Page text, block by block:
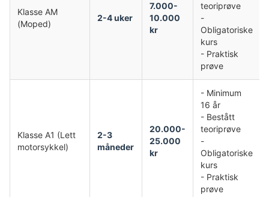
Klasse AM
(Moped)
2-4 uker
7.000-
10.000
kr
teoriprøve
-
Obligatoriske
kurs
- Praktisk
prøve
Klasse A1 (Lett
motorsykkel)
2-3
måneder
20.000-
25.000
kr
- Minimum
16 år
- Bestått
teoriprøve
-
Obligatoriske
kurs
- Praktisk
prøve